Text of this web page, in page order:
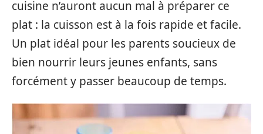
cuisine n’auront aucun mal à préparer ce
plat : la cuisson est à la fois rapide et facile.
Un plat idéal pour les parents soucieux de
bien nourrir leurs jeunes enfants, sans
forcément y passer beaucoup de temps.